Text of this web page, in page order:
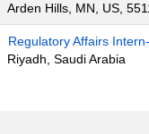
Arden Hills, MN, US,
Regulatory Affairs
Riyadh, Saudi Arabia